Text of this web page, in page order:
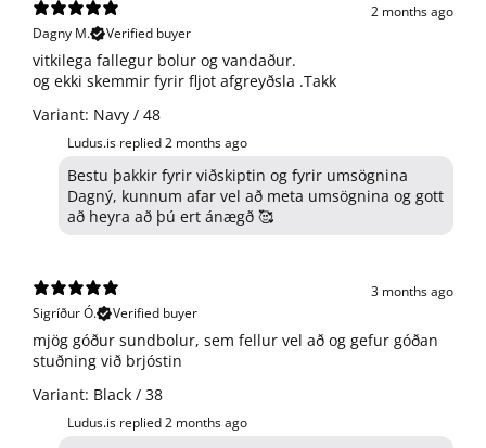
2 months ago
Dagny M.
Verified buyer
​vitkilega fallegur bolur og vandaður.
og ekki skemmir fyrir fljot afgreyðsla .Takk
Variant: Navy / 48
Ludus.is replied2 months ago
Bestu þakkir fyrir viðskiptin og fyrir umsögnina
Dagný, kunnum afar vel að meta umsögnina og gott
að heyra að þú ert ánægð 🥰
3 months ago
Sigríður Ó.
Verified buyer
​mjög góður sundbolur, sem fellur vel að og gefur góðan
stuðning við brjóstin
Variant: Black / 38
Ludus.is replied2 months ago